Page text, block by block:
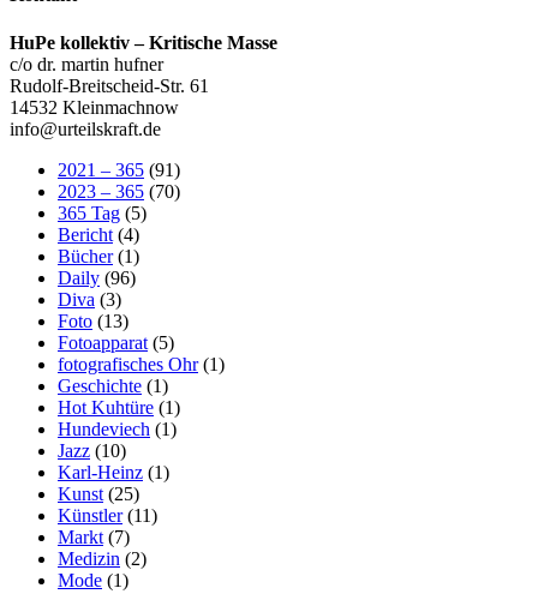
HuPe kollektiv – Kritische Masse
c/o dr. martin hufner
Rudolf-Breitscheid-Str. 61
14532 Kleinmachnow
info@urteilskraft.de
2021 – 365 (91)
2023 – 365 (70)
365 Tag (5)
Bericht (4)
Bücher(1)
Daily (96)
Diva (3)
Foto (13)
Fotoapparat (5)
fotografisches Ohr(1)
Geschichte (1)
Hot Kuhtüre (1)
Hundeviech (1)
Jazz (10)
Karl-Heinz (1)
Kunst (25)
Künstler(11)
Markt (7)
Medizin (2)
Mode (1)